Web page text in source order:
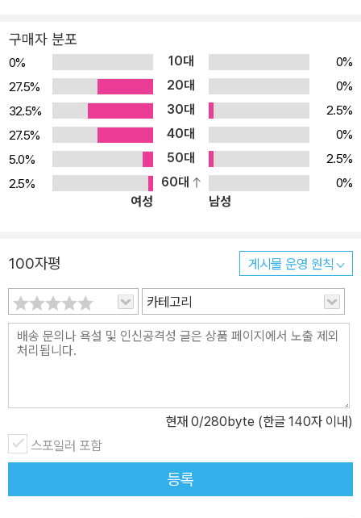
구매자 분포
0% 10대
0%
27.5%
20대
0%
32.5%
30대
2.5%
27.5%
40대
0%
5.0%
50대
2.5%
2.5%
60대
0%
여성
남성
100자평 게시물 운영 원칙
카테고리
현재 0/280byte (한글 140자 이내)
스포일러 포함
등록